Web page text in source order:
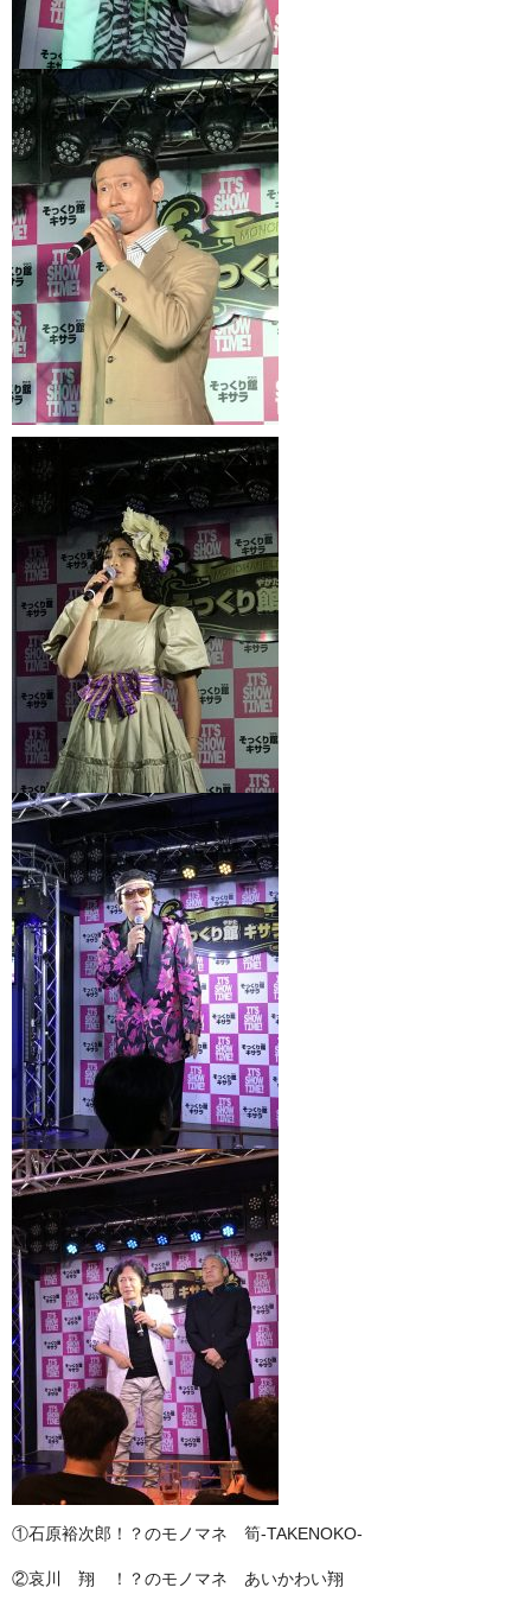
①石原裕次郎！？のモノマネ 筍-TAKENOKO-
②哀川 翔 ！？のモノマネ あいかわい翔